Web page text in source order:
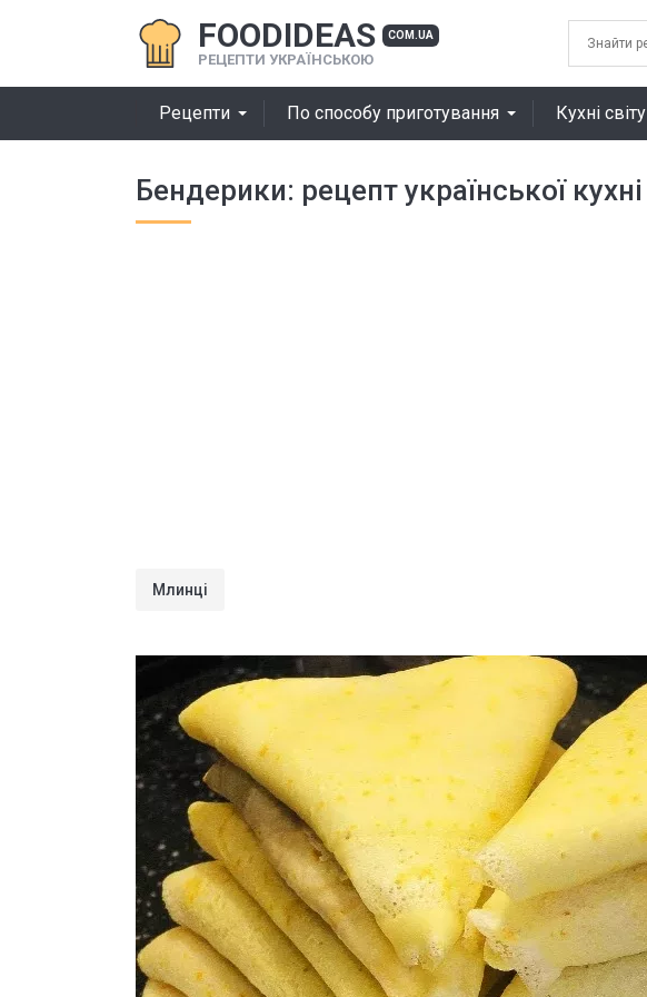
FOODIDEAS COM.UA
РЕЦЕПТИ УКРАЇНСЬКОЮ
Рецепти По способу приготування Кухні світу
Бендерики: рецепт української кухні
Млинці